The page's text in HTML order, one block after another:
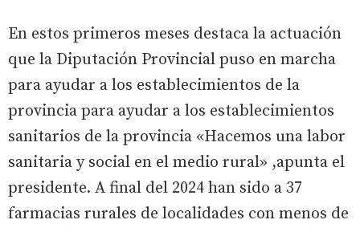
En estos primeros meses destaca la actuación
que la Diputación Provincial puso en marcha
para ayudar a los establecimientos de la
provincia para ayudar a los establecimientos
sanitarios de la provincia «Hacemos una labor
sanitaria y social en el medio rural» ,apunta el
presidente. A final del 2024 han sido a 37
farmacias rurales de localidades con menos de